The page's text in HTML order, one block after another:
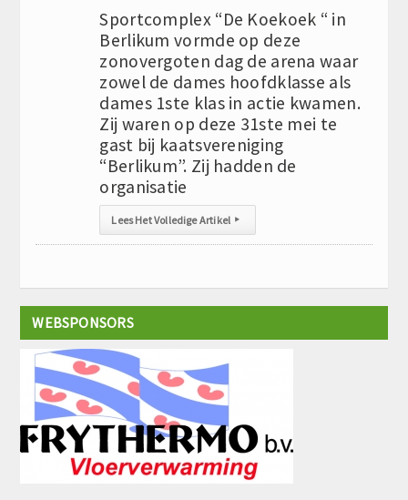
Sportcomplex “De Koekoek “ in
Berlikum vormde op deze
zonovergoten dag de arena waar
zowel de dames hoofdklasse als
dames 1ste klas in actie kwamen.
Zij waren op deze 31ste mei te
gast bij kaatsvereniging
“Berlikum”. Zij hadden de
organisatie
Lees Het Volledige Artikel ▸
WEBSPONSORS